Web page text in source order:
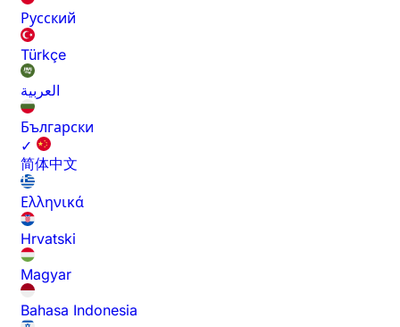
Русский
Türkçe
العربية
Български
✓
简体中文
Ελληνικά
Hrvatski
Magyar
Bahasa Indonesia